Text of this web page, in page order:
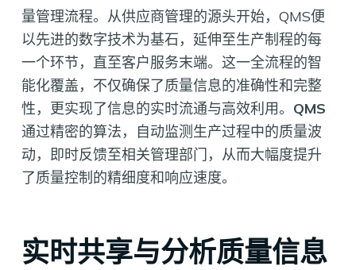
量管理流程。从供应商管理的源头开始，QMS便
以先进的数字技术为基石，延伸至生产制程的每
一个环节，直至客户服务末端。这一全流程的智
能化覆盖，不仅确保了质量信息的准确性和完整
性，更实现了信息的实时流通与高效利用。 QMS
通过精密的算法，自动监测生产过程中的质量波
动，即时反馈至相关管理部门，从而大幅度提升
了质量控制的精细度和响应速度。
实时共享与分析质量信息